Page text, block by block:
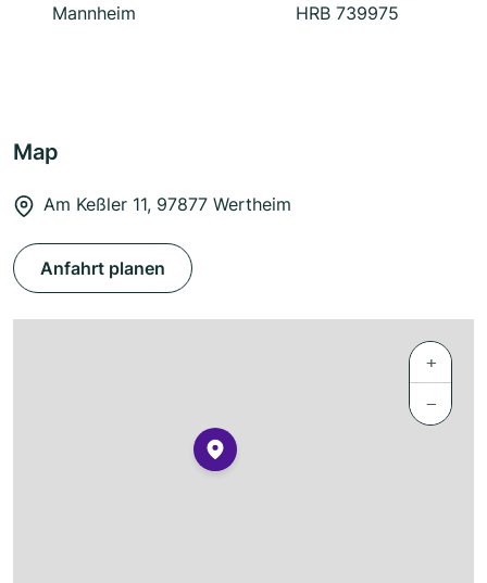
Mannheim
HRB 739975
Map
Am Keßler 11, 97877 Wertheim
Anfahrt planen
+
−